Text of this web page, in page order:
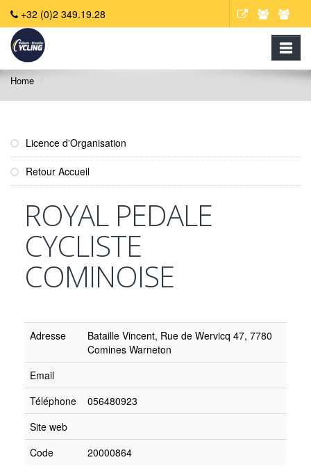
+32 (0)2 349.19.28
Home
Licence d'Organisation
Retour Accueil
ROYAL PEDALE
CYCLISTE
COMINOISE
Adresse
Bataille Vincent, Rue de Wervicq 47, 7780
Comines Warneton
Email
Téléphone
056480923
Site web
Code
20000864